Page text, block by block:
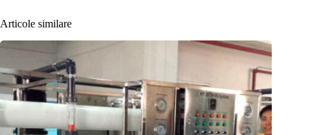
Articole similare